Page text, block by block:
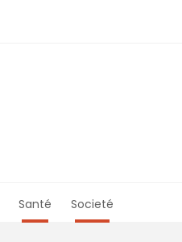
Santé Societé